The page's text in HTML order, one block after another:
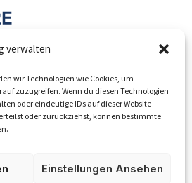
verwalten
wir Technologien wie Cookies, um
zuzugreifen. Wenn du diesen Technologien
oder eindeutige IDs auf dieser Website
oder zurückziehst, können bestimmte
Einstellungen Ansehen